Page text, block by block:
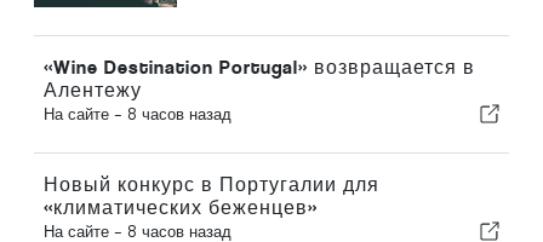
«Wine Destination Portugal» возвращается в
Алентежу
На сайте - 8 часов назад
Новый конкурс в Португалии для
«климатических беженцев»
На сайте - 8 часов назад